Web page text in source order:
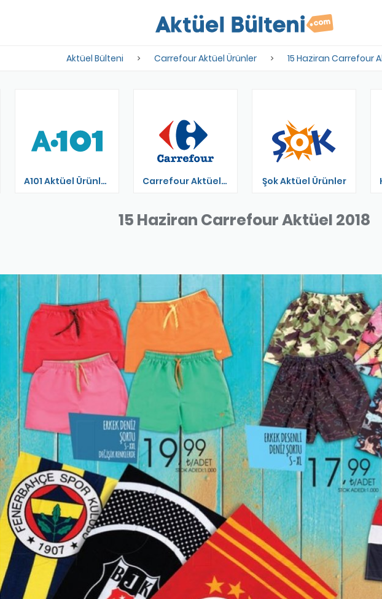
Aktüel Bülteni Carrefour Aktüel Ürünler 15 Haziran Carrefour
A101 Aktüel Ürünler Carrefour Aktüel Ürünler Şok Aktüel Ürünler
15 Haziran Carrefour Aktüel 2018